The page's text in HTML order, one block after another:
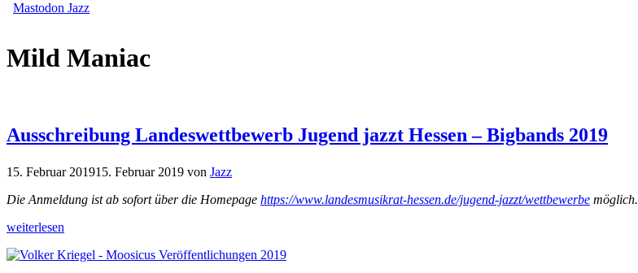
Mastodon Jazz
Mild Maniac
Ausschreibung Landeswettbewerb Jugend jazzt Hessen – Bigbands 2019
15. Februar 201915. Februar 2019 von Jazz
Die Anmeldung ist ab sofort über die Homepage https://www.landesmusikrat-hessen.de/jugend-jazzt/wettbewerbe möglich.
weiterlesen